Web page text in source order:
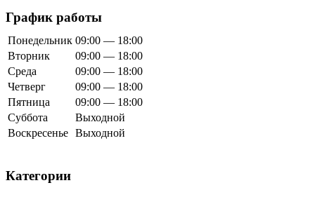
График работы
Понедельник 09:00 — 18:00
Вторник
09:00 — 18:00
Среда
09:00 — 18:00
Четверг
09:00 — 18:00
Пятница
09:00 — 18:00
Суббота
Выходной
Воскресенье Выходной
Категории